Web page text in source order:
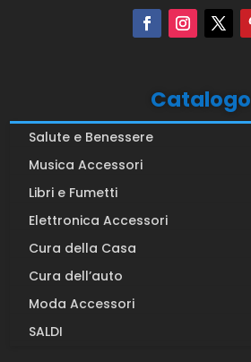
Catalogo
Salute e Benessere
Musica Accessori
Libri e Fumetti
Elettronica Accessori
Cura della Casa
Cura dell’auto
Moda Accessori
SALDI